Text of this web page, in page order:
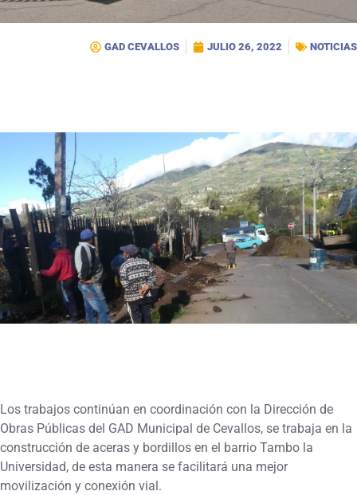
GAD CEVALLOS JULIO 26, 2022 NOTICIAS
Los trabajos continúan en coordinación con la Dirección de
Obras Públicas del GAD Municipal de Cevallos, se trabaja en la
construcción de aceras y bordillos en el barrio Tambo la
Universidad, de esta manera se facilitará una mejor
movilización y conexión vial.